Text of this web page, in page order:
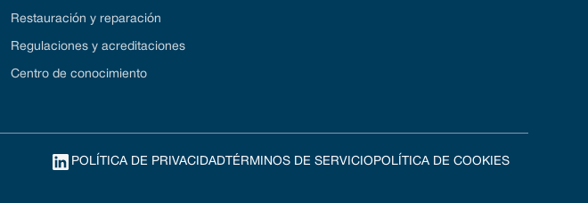
Restauración y reparación
Regulaciones y acreditaciones
Centro de conocimiento
POLÍTICA DE PRIVACIDAD TÉRMINOS DE SERVICIO POLÍTICA DE COOKIES